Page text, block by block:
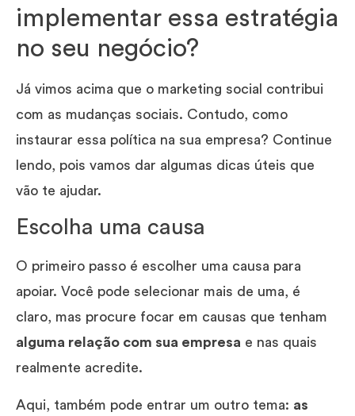
implementar essa estratégia
no seu negócio?
Já vimos acima que o marketing social contribui
com as mudanças sociais. Contudo, como
instaurar essa política na sua empresa? Continue
lendo, pois vamos dar algumas dicas úteis que
vão te ajudar.
Escolha uma causa
O primeiro passo é escolher uma causa para
apoiar. Você pode selecionar mais de uma, é
claro, mas procure focar em causas que tenham
alguma relação com sua empresa e nas quais
realmente acredite.
Aqui, também pode entrar um outro tema: as